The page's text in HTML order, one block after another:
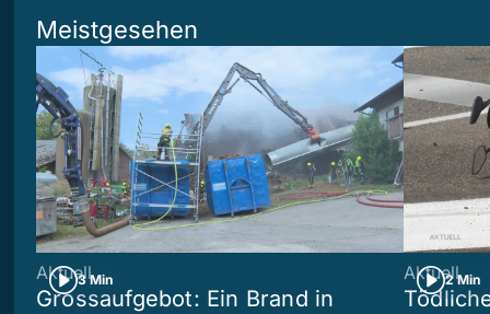
Meistgesehen
3 Min
Aktuell
Grossaufgebot: Ein Brand in
2 Min
Aktuell